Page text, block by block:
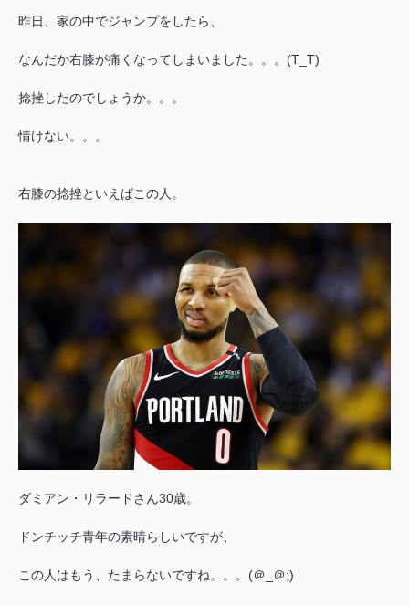
昨日、家の中でジャンプをしたら、
なんだか右膝が痛くなってしまいました。。。(T_T)
捻挫したのでしょうか。。。
情けない。。。
右膝の捻挫といえばこの人。
ダミアン・リラードさん30歳。
ドンチッチ青年の素晴らしいですが、
この人はもう、たまらないですね。。。(＠_＠;)